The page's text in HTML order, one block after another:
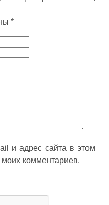
*
и адрес сайта в этом
комментариев.